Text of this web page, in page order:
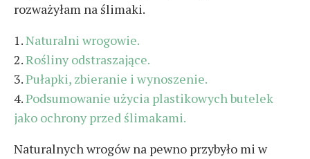
rozważyłam na ślimaki.
1.Naturalni wrogowie.
2.Rośliny odstraszające.
3.Pułapki, zbieranie i wynoszenie.
4.Podsumowanie użycia plastikowych butelek
jako ochrony przed ślimakami.
Naturalnych wrogów na pewno przybyło mi w